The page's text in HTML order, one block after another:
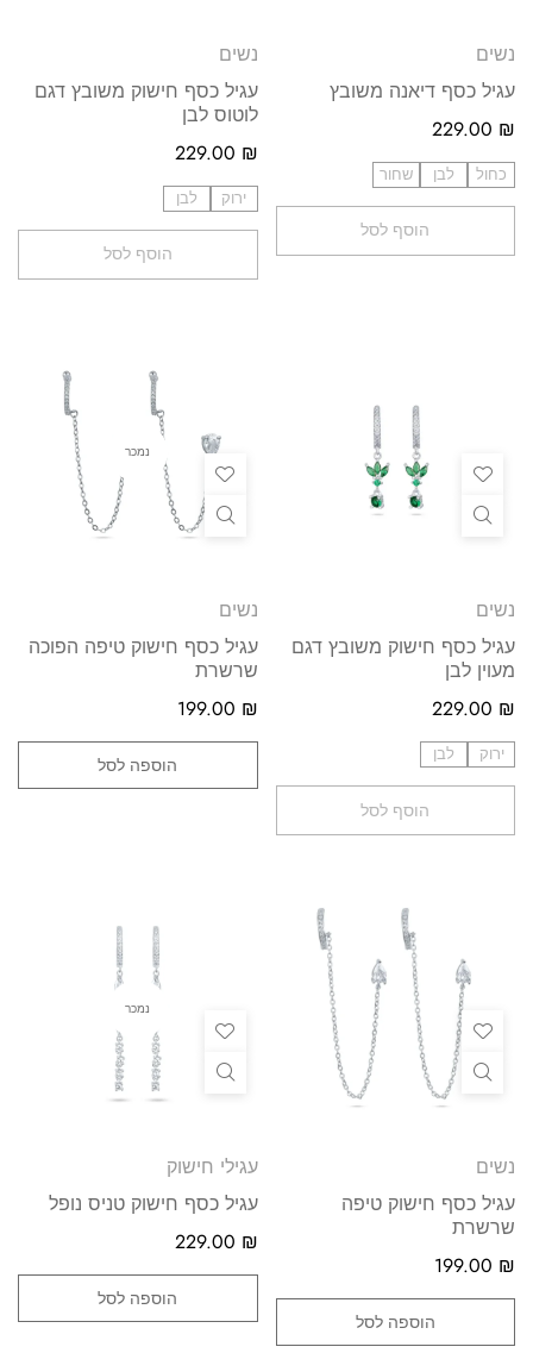
נשים
עגיל כסף דיאנה משובץ
229.00 ₪
כחול לבן שחור
הוסף לסל
נשים
עגיל כסף חישוק משובץ דגם
לוטוס לבן
229.00 ₪
ירוק לבן
הוסף לסל
נשים
עגיל כסף חישוק משובץ דגם
מעוין לבן
229.00 ₪
ירוק לבן
הוסף לסל
נמכר
נשים
עגיל כסף חישוק טיפה הפוכה
שרשרת
199.00 ₪
הוספה לסל
נשים
עגיל כסף חישוק טיפה
שרשרת
199.00 ₪
הוספה לסל
נמכר
עגילי חישוק
עגיל כסף חישוק טניס נופל
229.00 ₪
הוספה לסל